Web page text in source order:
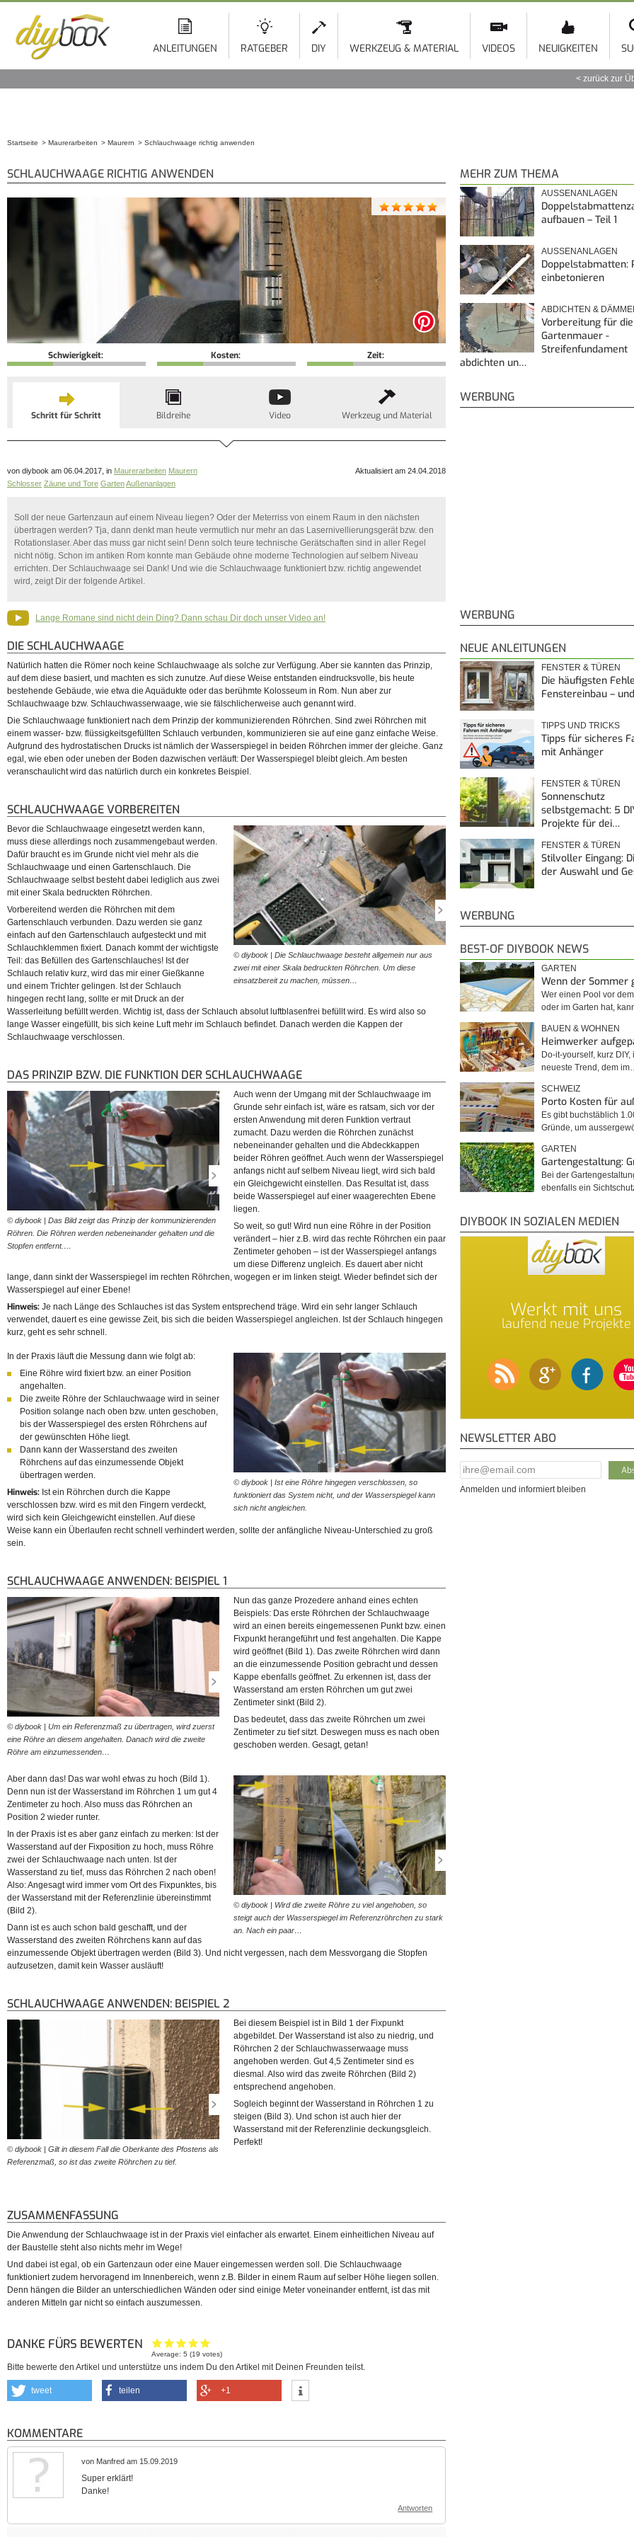
ANLEITUNGEN RATGEBER DIY WERKZEUG & MATERIAL VIDEOS NEUIGKEITEN
zurück zur
Startseite Maurerarbeiten Maurern Schlauchwaage richtig anwenden
SCHLAUCHWAAGE RICHTIG ANWENDEN
Schwierigkeit: Kosten: Zeit:
Schritt für Schritt Bildreihe Video Werkzeug und Material
von diybook am 06.04.2017, in Maurerarbeiten Maurern
Schlosser Zäune und Tore GartenAußenanlagen
Aktualisiert am 24.04.2018
Soll der neue Gartenzaun auf einem Niveau liegen? Oder der Meterriss von einem Raum in den nächsten
übertragen werden? Tja, dann denkt man heute vermutlich nur mehr an das Lasernivellierungsgerät bzw. den
Rotationslaser. Aber das muss gar nicht sein! Denn solch teure technische Gerätschaften sind in aller Regel
nicht nötig. Schon im antiken Rom konnte man Gebäude ohne moderne Technologien auf selbem Niveau
errichten. Der Schlauchwaage sei Dank! Und wie die Schlauchwaage funktioniert bzw. richtig angewendet
wird, zeigt Dir der folgende Artikel.
Lange Romane sind nicht dein Ding? Dann schau Dir doch unser Video an!
DIE SCHLAUCHWAAGE
Natürlich hatten die Römer noch keine Schlauchwaage als solche zur Verfügung. Aber sie kannten das Prinzip,
auf dem diese basiert, und machten es sich zunutze. Auf diese Weise entstanden eindrucksvolle, bis heute
bestehende Gebäude, wie etwa die Aquädukte oder das berühmte Kolosseum in Rom. Nun aber zur
Schlauchwaage bzw. Schlauchwasserwaage, wie sie fälschlicherweise auch genannt wird.
Die Schlauchwaage funktioniert nach dem Prinzip der kommunizierenden Röhrchen. Sind zwei Röhrchen mit
einem wasser- bzw. flüssigkeitsgefüllten Schlauch verbunden, kommunizieren sie auf eine ganz einfache Weise.
Aufgrund des hydrostatischen Drucks ist nämlich der Wasserspiegel in beiden Röhrchen immer der gleiche. Ganz
egal, wie eben oder uneben der Boden dazwischen verläuft: Der Wasserspiegel bleibt gleich. Am besten
veranschaulicht wird das natürlich durch ein konkretes Beispiel.
SCHLAUCHWAAGE VORBEREITEN
© diybook | Die Schlauchwaage besteht allgemein nur aus
zwei mit einer Skala bedruckten Röhrchen. Um diese
einsatzbereit zu machen, müssen…
© diybook | Die Länge des Schlauches ist prinzipiell frei
wählbar. Ist der Schlauch recht kurz, so kann dieser mit
einem Trichter und einer…
Bevor die Schlauchwaage eingesetzt werden kann,
muss diese allerdings noch zusammengebaut werden.
Dafür braucht es im Grunde nicht viel mehr als die
Schlauchwaage und einen Gartenschlauch. Die
Schlauchwaage selbst besteht dabei lediglich aus zwei
mit einer Skala bedruckten Röhrchen.
Vorbereitend werden die Röhrchen mit dem
Gartenschlauch verbunden. Dazu werden sie ganz
einfach auf den Gartenschlauch aufgesteckt und mit
Schlauchklemmen fixiert. Danach kommt der wichtigste
Teil: das Befüllen des Gartenschlauches! Ist der
Schlauch relativ kurz, wird das mir einer Gießkanne
und einem Trichter gelingen. Ist der Schlauch
hingegen recht lang, sollte er mit Druck an der
Wasserleitung befüllt werden. Wichtig ist, dass der Schlauch absolut luftblasenfrei befüllt wird. Es wird also so
lange Wasser eingefüllt, bis sich keine Luft mehr im Schlauch befindet. Danach werden die Kappen der
Schlauchwaage verschlossen.
DAS PRINZIP BZW. DIE FUNKTION DER SCHLAUCHWAAGE
© diybook | Das Bild zeigt das Prinzip der kommunizierenden
Röhren. Die Röhren werden nebeneinander gehalten und die
Stopfen entfernt.…
für kurze Zeit – der Wasserspiegel in beiden Röhrchen.
© diybook | Der Wasserspiegel gleicht sich nach dem
der Position von selber wieder an. Je länger der Schlauch,
Auch wenn der Umgang mit der Schlauchwaage im
Grunde sehr einfach ist, wäre es ratsam, sich vor der
ersten Anwendung mit deren Funktion vertraut
zumacht. Dazu werden die Röhrchen zunächst
nebeneinander gehalten und die Abdeckkappen
beider Röhren geöffnet. Auch wenn der Wasserspiegel
anfangs nicht auf selbem Niveau liegt, wird sich bald
ein Gleichgewicht einstellen. Das Resultat ist, dass
beide Wasserspiegel auf einer waagerechten Ebene
liegen.
So weit, so gut! Wird nun eine Röhre in der Position
verändert – hier z.B. wird das rechte Röhrchen ein paar
Zentimeter gehoben – ist der Wasserspiegel anfangs
um diese Differenz ungleich. Es dauert aber nicht
lange, dann sinkt der Wasserspiegel im rechten Röhrchen, wogegen er im linken steigt. Wieder befindet sich der
Wasserspiegel auf einer Ebene!
Hinweis: Je nach Länge des Schlauches ist das System entsprechend träge. Wird ein sehr langer Schlauch
verwendet, dauert es eine gewisse Zeit, bis sich die beiden Wasserspiegel angleichen. Ist der Schlauch hingegen
kurz, geht es sehr schnell.
© diybook | Ist eine Röhre hingegen verschlossen, so
funktioniert das System nicht, und der Wasserspiegel kann
sich nicht angleichen.
In der Praxis läuft die Messung dann wie folgt ab:
Eine Röhre wird fixiert bzw. an einer Position
angehalten.
Die zweite Röhre der Schlauchwaage wird in seiner
Position solange nach oben bzw. unten geschoben,
bis der Wasserspiegel des ersten Röhrchens auf
der gewünschten Höhe liegt.
Dann kann der Wasserstand des zweiten
Röhrchens auf das einzumessende Objekt
übertragen werden.
Hinweis: Ist ein Röhrchen durch die Kappe
verschlossen bzw. wird es mit den Fingern verdeckt,
wird sich kein Gleichgewicht einstellen. Auf diese
Weise kann ein Überlaufen recht schnell verhindert werden, sollte der anfängliche Niveau-Unterschied zu groß
sein.
SCHLAUCHWAAGE ANWENDEN: BEISPIEL 1
© diybook | Um ein Referenzmaß zu übertragen, wird zuerst
eine Röhre an diesem angehalten. Danach wird die zweite
Röhre am einzumessenden…
© diybook | Hat sich der Wasserspiegel eingependelt, wird
korrigiert. Die Röhre am Referenzmaß darf dabei nicht
bewegt werden. Der…
Nun das ganze Prozedere anhand eines echten
Beispiels: Das erste Röhrchen der Schlauchwaage
wird an einen bereits eingemessenen Punkt bzw. einen
Fixpunkt herangeführt und fest angehalten. Die Kappe
wird geöffnet (Bild 1). Das zweite Röhrchen wird dann
an die einzumessende Position gebracht und dessen
Kappe ebenfalls geöffnet. Zu erkennen ist, dass der
Wasserstand am ersten Röhrchen um gut zwei
Zentimeter sinkt (Bild 2).
Das bedeutet, dass das zweite Röhrchen um zwei
Zentimeter zu tief sitzt. Deswegen muss es nach oben
geschoben werden. Gesagt, getan!
© diybook | Wird die zweite Röhre zu viel angehoben, so
steigt auch der Wasserspiegel im Referenzröhrchen zu stark
an. Nach ein paar…
Aber dann das! Das war wohl etwas zu hoch (Bild 1).
Denn nun ist der Wasserstand im Röhrchen 1 um gut 4
Zentimeter zu hoch. Also muss das Röhrchen an
Position 2 wieder runter.
In der Praxis ist es aber ganz einfach zu merken: Ist der
Wasserstand auf der Fixposition zu hoch, muss Röhre
zwei der Schlauchwaage nach unten. Ist der
Wasserstand zu tief, muss das Röhrchen 2 nach oben!
Also: Angesagt wird immer vom Ort des Fixpunktes, bis
der Wasserstand mit der Referenzlinie übereinstimmt
(Bild 2).
Dann ist es auch schon bald geschafft, und der
Wasserstand des zweiten Röhrchens kann auf das
einzumessende Objekt übertragen werden (Bild 3). Und nicht vergessen, nach dem Messvorgang die Stopfen
aufzusetzen, damit kein Wasser ausläuft!
SCHLAUCHWAAGE ANWENDEN: BEISPIEL 2
© diybook | Gilt in diesem Fall die Oberkante des Pfostens als
Referenzmaß, so ist das zweite Röhrchen zu tief.
Bei diesem Beispiel ist in Bild 1 der Fixpunkt
abgebildet. Der Wasserstand ist also zu niedrig, und
Röhrchen 2 der Schlauchwasserwaage muss
angehoben werden. Gut 4,5 Zentimeter sind es
diesmal. Also wird das zweite Röhrchen (Bild 2)
entsprechend angehoben.
Sogleich beginnt der Wasserstand in Röhrchen 1 zu
steigen (Bild 3). Und schon ist auch hier der
Wasserstand mit der Referenzlinie deckungsgleich.
Perfekt!
ZUSAMMENFASSUNG
Die Anwendung der Schlauchwaage ist in der Praxis viel einfacher als erwartet. Einem einheitlichen Niveau auf
der Baustelle steht also nichts mehr im Wege!
Und dabei ist egal, ob ein Gartenzaun oder eine Mauer eingemessen werden soll. Die Schlauchwaage
funktioniert zudem hervoragend im Innenbereich, wenn z.B. Bilder in einem Raum auf selber Höhe liegen sollen.
Denn hängen die Bilder an unterschiedlichen Wänden oder sind einige Meter voneinander entfernt, ist das mit
anderen Mitteln gar nicht so einfach auszumessen.
DANKE FÜRS BEWERTEN
Average:5 (19 votes)
Bitte bewerte den Artikel und unterstütze uns indem Du den Artikel mit Deinen Freunden teilst.
tweet teilen +1
KOMMENTARE
von Manfred am 15.09.2019
Super erklärt!
Danke!
Antworten
MEHR ZUM THEMA
AUSSENANLAGEN
aufbauen – Teil 1
AUSSENANLAGEN
Doppelstabmatten:
einbetonieren
ABDICHTEN &
Vorbereitung für die
Gartenmauer -
Streifenfundament
abdichten un…
WERBUNG
WERBUNG
NEUE ANLEITUNGEN
FENSTER & TÜREN
Die häufigsten
Fenstereinbau –
TIPPS UND TRICKS
Tipps für sicheres
mit Anhänger
FENSTER & TÜREN
Sonnenschutz
selbstgemacht: 5
Projekte für dei…
FENSTER & TÜREN
Stilvoller Eingang:
der Auswahl und
WERBUNG
BEST-OF DIYBOOK NEWS
GARTEN
Wenn der Sommer
Wer einen Pool vor
oder im Garten hat,
BAUEN & WOHNEN
Heimwerker
Do-it-yourself, kurz DIY,
neueste Trend, dem
SCHWEIZ
Porto Kosten für
Es gibt buchstäblich
Gründe, um
GARTEN
Gartengestaltung:
Bei der
ebenfalls ein
DIYBOOK IN SOZIALEN MEDIEN
Werkt mit uns
laufend neue Projekte
NEWSLETTER ABO
E-Mail Addresse*
Anmelden und informiert bleiben